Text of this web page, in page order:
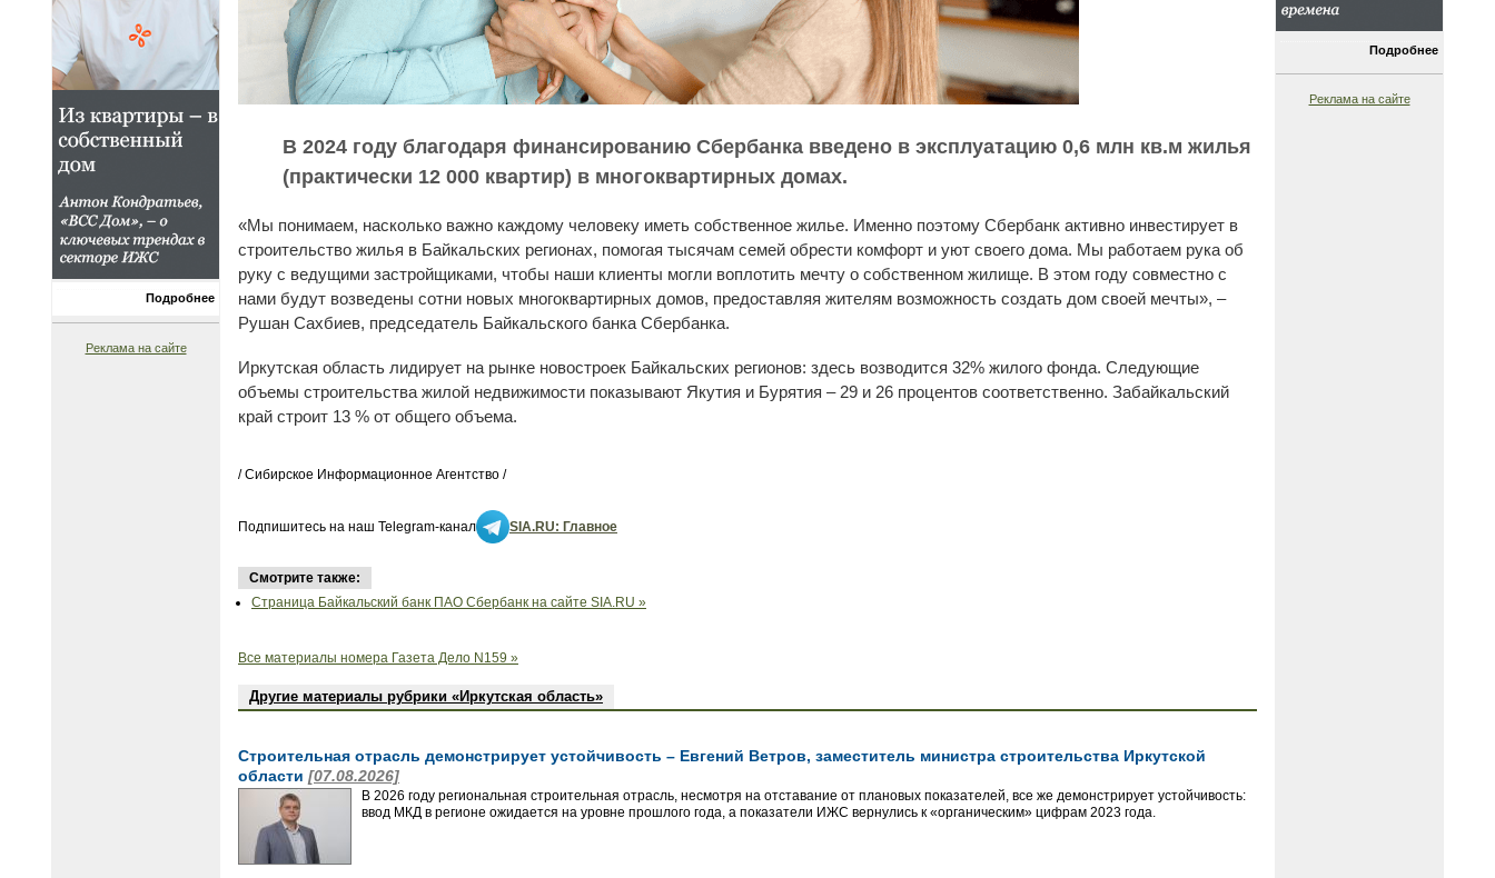
Подробнее
Реклама на сайте
В 2024 году благодаря финансированию Сбербанка введено в эксплуатацию 0,6 млн кв.м жилья
(практически 12 000 квартир) в многоквартирных домах.
«Мы понимаем, насколько важно каждому человеку иметь собственное жилье. Именно поэтому Сбербанк активно инвестирует в
строительство жилья в Байкальских регионах, помогая тысячам семей обрести комфорт и уют своего дома. Мы работаем рука об
руку с ведущими застройщиками, чтобы наши клиенты могли воплотить мечту о собственном жилище. В этом году совместно с
нами будут возведены сотни новых многоквартирных домов, предоставляя жителям возможность создать дом своей мечты», –
Рушан Сахбиев, председатель Байкальского банка Сбербанка.
Иркутская область лидирует на рынке новостроек Байкальских регионов: здесь возводится 32% жилого фонда. Следующие
объемы строительства жилой недвижимости показывают Якутия и Бурятия – 29 и 26 процентов соответственно. Забайкальский
край строит 13 % от общего объема.
/ Сибирское Информационное Агентство /
Подпишитесь на наш Telegram-канал SIA.RU: Главное
Смотрите также:
Страница Байкальский банк ПАО Сбербанк на сайте SIA.RU »
Все материалы номера Газета Дело N159 »
Другие материалы рубрики «Иркутская область»
Строительная отрасль демонстрирует устойчивость – Евгений Ветров, заместитель министра строительства Иркутской
области [07.08.2026]
В 2026 году региональная строительная отрасль, несмотря на отставание от плановых показателей, все же демонстрирует устойчивость:
ввод МКД в регионе ожидается на уровне прошлого года, а показатели ИЖС вернулись к «органическим» цифрам 2023 года.
Подробнее
Реклама на сайте